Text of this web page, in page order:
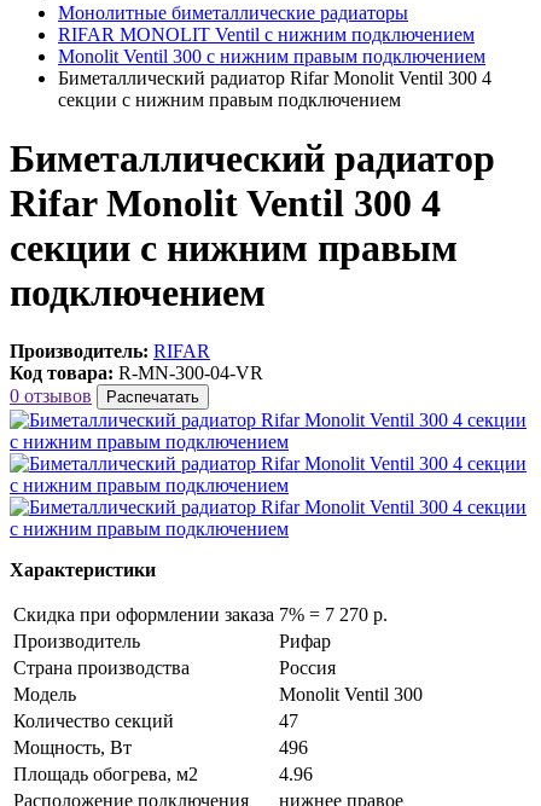
Монолитные биметаллические радиаторы
RIFAR MONOLIT Ventil с нижним подключением
Monolit Ventil 300 с нижним правым подключением
Биметаллический радиатор Rifar Monolit Ventil 300 4
секции с нижним правым подключением
Биметаллический радиатор
Rifar Monolit Ventil 300 4
секции с нижним правым
подключением
Производитель: RIFAR
Код товара: R-MN-300-04-VR
0 отзывов
Распечатать
Характеристики
Скидка при оформлении заказа 7% = 7 270 р.
Производитель
Рифар
Страна производства
Россия
Модель
Monolit Ventil 300
Количество секций
47
Мощность, Вт
496
Площадь обогрева, м2
4.96
Расположение подключения
нижнее правое